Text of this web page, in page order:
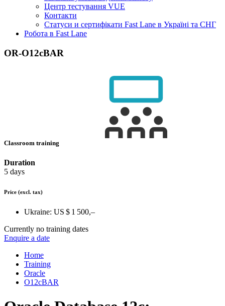
Центр тестування VUE
Контакти
Статуси и сертифікати Fast Lane в Україні та СНГ
Робота в Fast Lane
OR-O12сBAR
Classroom training
Duration
5 days
Price (excl. tax)
Ukraine: US $ 1 500,–
Currently no training dates
Enquire a date
Home
Training
Oracle
O12сBAR